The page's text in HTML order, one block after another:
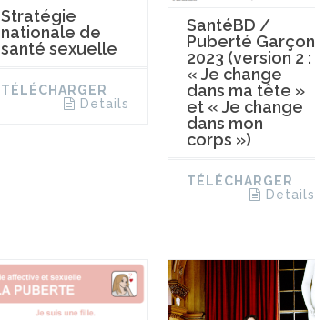
Stratégie
nationale de
santé sexuelle
TÉLÉCHARGER
Details
SantéBD /
Puberté Garçon
2023 (version 2 :
« Je change
dans ma tête »
et « Je change
dans mon
corps »)
TÉLÉCHARGER
Details